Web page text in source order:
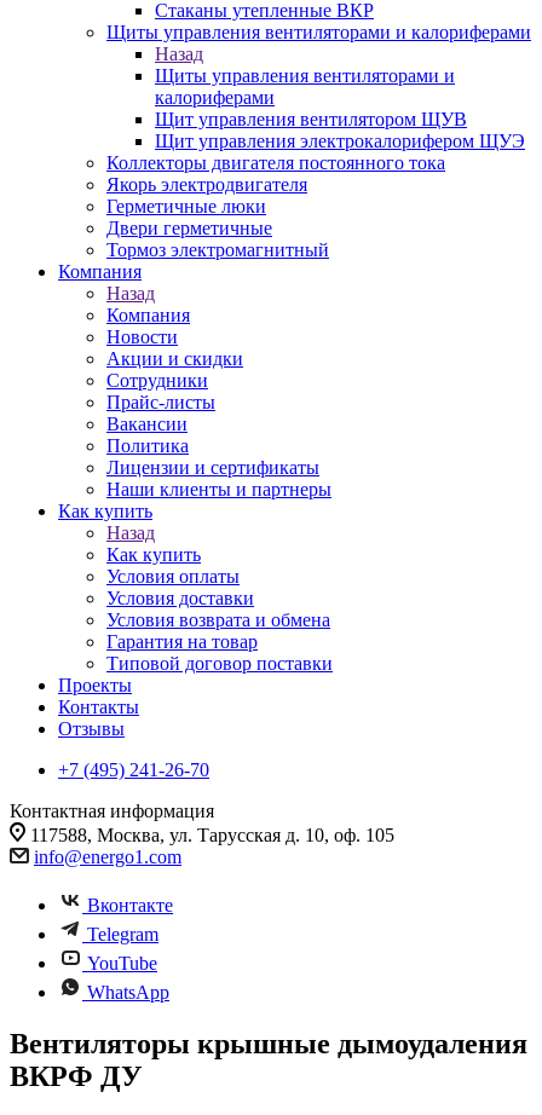
Стаканы утепленные ВКР
Щиты управления вентиляторами и калориферами
Назад
Щиты управления вентиляторами и
калориферами
Щит управления вентилятором ЩУВ
Щит управления электрокалорифером ЩУЭ
Коллекторы двигателя постоянного тока
Якорь электродвигателя
Герметичные люки
Двери герметичные
Тормоз электромагнитный
Компания
Назад
Компания
Новости
Акции и скидки
Сотрудники
Прайс-листы
Вакансии
Политика
Лицензии и сертификаты
Наши клиенты и партнеры
Как купить
Назад
Как купить
Условия оплаты
Условия доставки
Условия возврата и обмена
Гарантия на товар
Типовой договор поставки
Проекты
Контакты
Отзывы
+7 (495) 241-26-70
Контактная информация
117588, Москва, ул. Тарусская д. 10, оф. 105
info@energo1.com
Вконтакте
Telegram
YouTube
WhatsApp
Вентиляторы крышные дымоудаления
ВКРФ ДУ